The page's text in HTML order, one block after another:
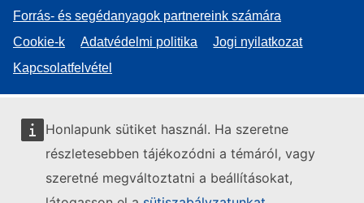
Honlapunk sütiket használ. Ha szeretne
részletesebben tájékozódni a témáról, vagy
szeretné megváltoztatni a beállításokat,
Forrás- és segédanyagok partnereink számára
Cookie-k
Adatvédelmi politika
Jogi nyilatkozat
Kapcsolatfelvétel